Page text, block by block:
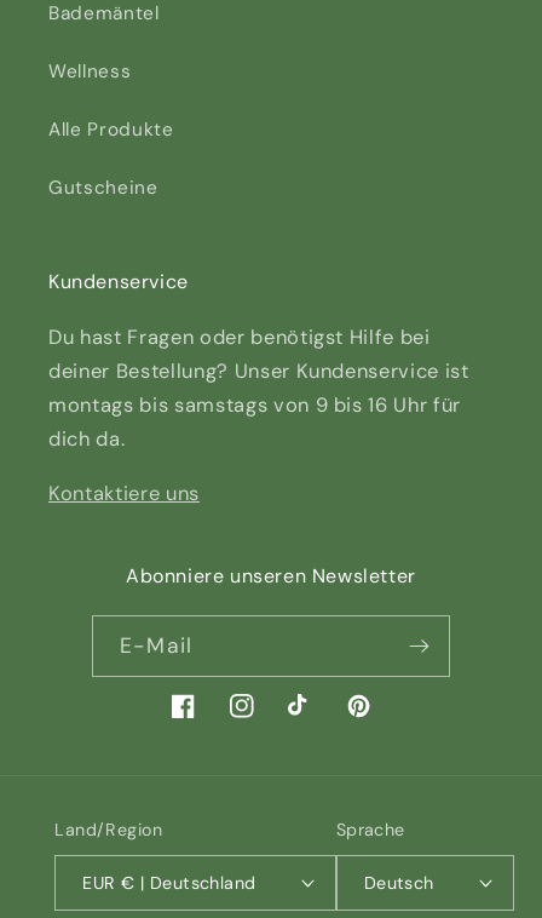
Bademäntel
Wellness
Alle Produkte
Gutscheine
Kundenservice
Du hast Fragen oder benötigst Hilfe bei
deiner Bestellung? Unser Kundenservice ist
montags bis samstags von 9 bis 16 Uhr für
dich da.
Kontaktiere uns
Abonniere unseren Newsletter
E-Mail
FacebookInstagramTikTok Pinterest
Land/Region
EUR € | Deutschland
Sprache
Deutsch